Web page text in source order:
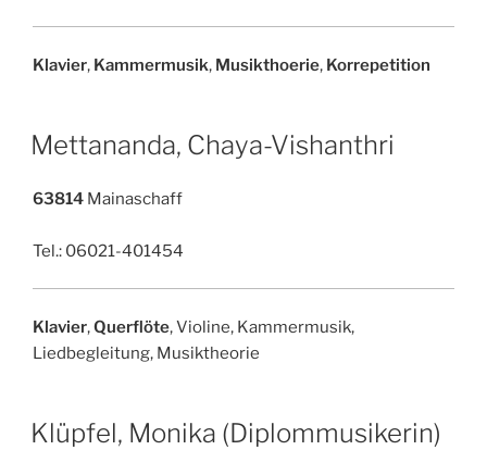
Klavier, Kammermusik, Musikthoerie, Korrepetition
Mettananda, Chaya-Vishanthri
63814 Mainaschaff
Tel.: 06021-401454
Klavier,Querflöte, Violine, Kammermusik,
Liedbegleitung, Musiktheorie
Klüpfel, Monika (Diplommusikerin)